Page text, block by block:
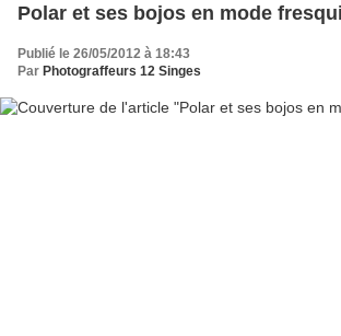
Polar et ses bojos en mode
Publié le 26/05/2012 à 18:43
Par Photograffeurs 12 Singes